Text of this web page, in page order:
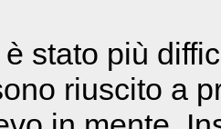
stato più
riuscito a